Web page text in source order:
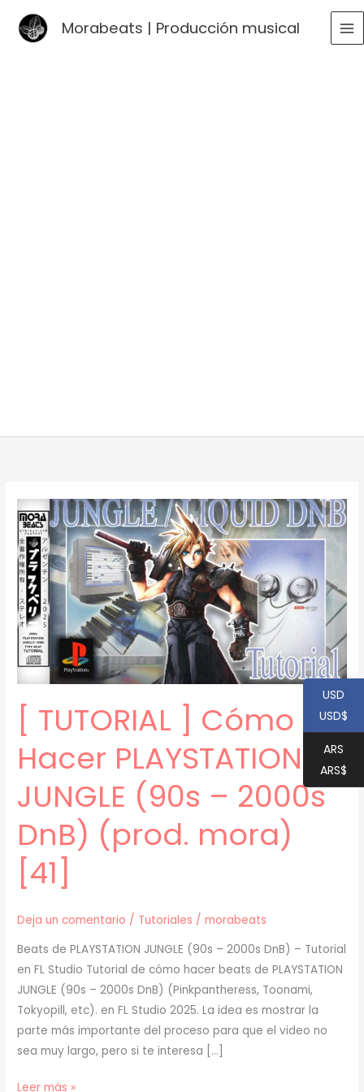
Morabeats | Producción musical
[ TUTORIAL ] Cómo
Hacer PLAYSTATION
JUNGLE (90s – 2000s
DnB) (prod. mora)
[41]
Deja un comentario / Tutoriales /morabeats
Beats de PLAYSTATION JUNGLE (90s – 2000s DnB) – Tutorial
en FL Studio Tutorial de cómo hacer beats de PLAYSTATION
JUNGLE (90s – 2000s DnB) (Pinkpantheress, Toonami,
Tokyopill, etc). en FL Studio 2025. La idea es mostrar la
parte más importante del proceso para que el video no
sea muy largo, pero si te interesa […]
[
Leer más »
USD
USD$
ARS
ARS$